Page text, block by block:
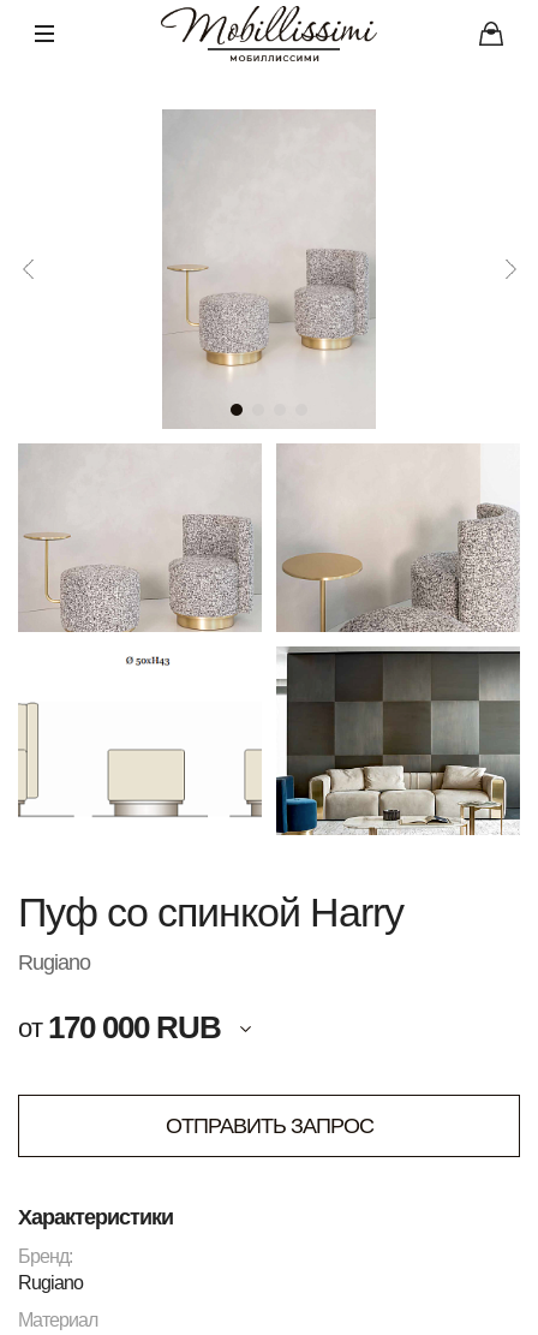
Пуф со спинкой Harry
Rugiano
от 170 000 RUB
ОТПРАВИТЬ ЗАПРОС
Характеристики
Бренд:
Rugiano
Материал